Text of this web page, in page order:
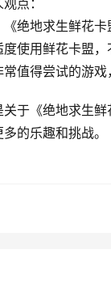
点：
绝地求生鲜花
度使用鲜花卡盟
值得尝试的游戏
关于《绝地求生
的乐趣和挑战。